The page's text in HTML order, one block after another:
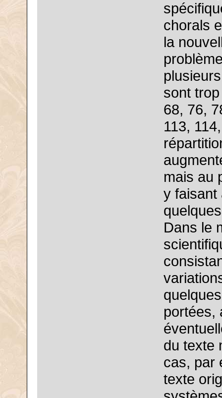
chorals
la
sont
68, 76,
113,
mais au
y faisant
Dans le
portées,
du texte
cas, par
texte